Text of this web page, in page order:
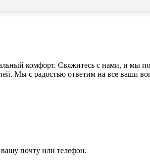
комфорт. Свяжитесь с нами, и мы
Мы с радостью ответим на все ваши
почту или телефон.